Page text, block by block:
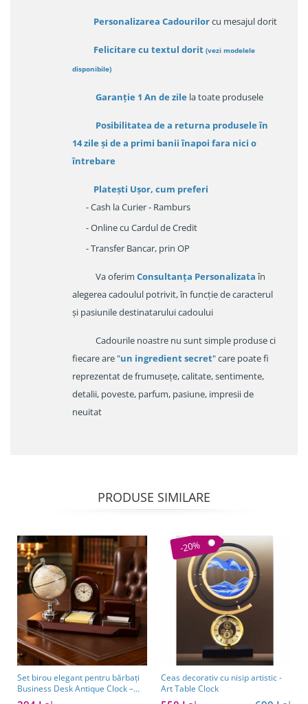
Personalizarea Cadourilorcu mesajul dorit
Felicitare cu textul dorit (vezi modelele
disponibile)
Garanție 1 An de zile la toate produsele
Posibilitatea de a returna produsele în
14 zileși de a primi banii înapoi fara nici o
întrebare
Platești Ușor, cum preferi
- Cash la Curier - Ramburs
- Online cu Cardul de Credit
- Transfer Bancar, prin OP
Va oferim Consultanța Personalizataîn
alegerea cadoulul potrivit, în funcție de caracterul
și pasiunile destinatarului cadoului
Cadourile noastre nu sunt simple produse ci
fiecare are "un ingredient secret" care poate fi
reprezentat de frumusețe, calitate, sentimente,
detalii, poveste, parfum, pasiune, impresii de
neuitat
PRODUSE SIMILARE
Set birou elegant pentru bărbați
Business Desk Antique Clock –
cadou premium pentru șef, soț
-20%
Ceas decorativ cu nisip artistic -
Art Table Clock